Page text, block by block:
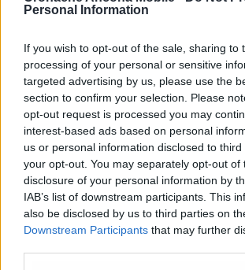
Personal Information
If you wish to opt-out of the sale, sharing to
processing of your personal or sensitive
targeted advertising by us, please use the
section to confirm your selection. Please
opt-out request is processed you may
interest-based ads based on personal
us or personal information disclosed to
your opt-out. You may separately opt-out of
disclosure of your personal information by
IAB’s list of downstream participants. This
also be disclosed by us to third parties on
Downstream Participants that may further
preside – per gli alunni della
precauzionale, sarà attivata
didattica a distanza. I docenti
curricolare avranno cura di
quanto previsto dal Piano
Ddi, collegandosi da scuola con
utilizzando l’App Meet di
poter analizzare con le autorità
opportune azioni da
necessario che i genitori degli
classe interessata tengano a
figli». Ad oggi sono 11 le
persone in isolamento